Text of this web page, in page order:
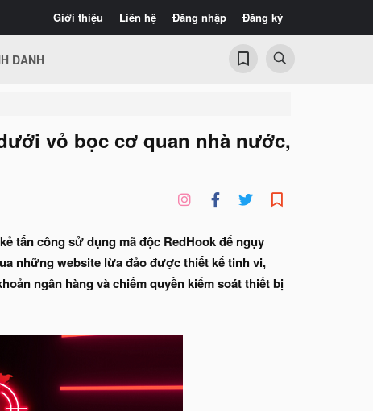
Giới thiệu Liên hệ Đăng nhập Đăng ký
DANH
vỏ bọc cơ quan nhà nước,
tấn công sử dụng mã độc RedHook để ngụy
những website lừa đảo được thiết kế tinh vi,
ngân hàng và chiếm quyền kiểm soát thiết bị